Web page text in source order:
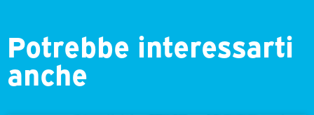
Potrebbe interessarti
anche